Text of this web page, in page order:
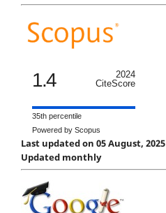
1.4
2024
CiteScore
35th percentile
Powered by Scopus
Last updated on 05 August, 2025
Updated monthly